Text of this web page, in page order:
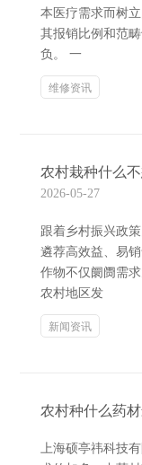
本医疗需求而树
其报销比例和范
负。 一
维修资讯
农村栽种什么
2026-05-27
跟着乡村振兴政
遴荐高效益、易
作物不仅阛阓需
农村地区发
新闻资讯
农村种什么药
上海硕亭祎科技